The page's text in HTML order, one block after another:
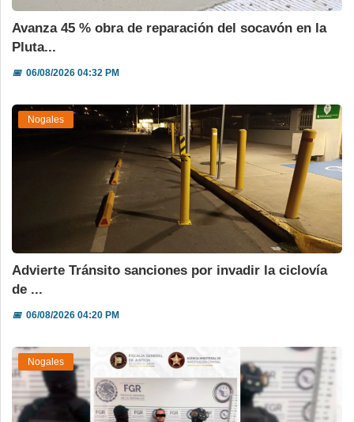
Avanza 45 % obra de reparación del socavón en la
Pluta...
📅06/08/2026 04:32 PM
Nogales
Advierte Tránsito sanciones por invadir la ciclovía
de ...
📅06/08/2026 04:20 PM
Nogales